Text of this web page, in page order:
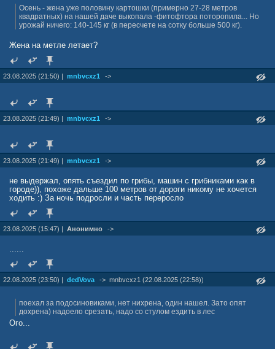
Осень - жена уже половину картошки (примерно 27-28 метров
квадратных) на нашей даче выкопала -фитофтора поторопила... Но
урожай ничего: 140-145 кг (в пересчете на сотку больше 500 кг).
Жена на метле летает?
23.08.2025 (21:50) | mnbvcxz1 ->
23.08.2025 (21:49) | mnbvcxz1 ->
23.08.2025 (21:49) | mnbvcxz1 ->
не выдержал, опять съездил по грибы, машин с грибниками как в
городе)), похоже дальше 100 метров от дороги никому не хочется
ходить :) За ночь подросли и часть переросло
23.08.2025 (15:47) | Анонимно ->
......
22.08.2025 (23:50) | dedVova -> mnbvcxz1 (22.08.2025 (22:58))
поехал за подосиновиками, нет нихрена, один нашел. Зато опят
дохрена) надоело срезать, надо со стулом ездить в лес
Ого...